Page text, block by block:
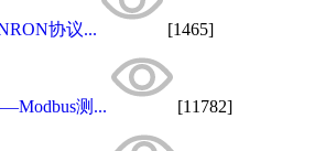
协议... [1465]
测... [11782]